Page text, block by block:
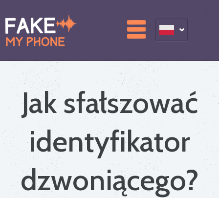
Jak sfałszować
identyfikator
dzwoniącego?